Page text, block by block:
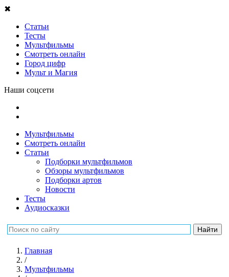
✖
Статьи
Тесты
Мультфильмы
Смотреть онлайн
Город цифр
Мульт и Магия
Наши соцсети
Мультфильмы
Смотреть онлайн
Статьи
Подборки мультфильмов
Обзоры мультфильмов
Подборки артов
Новости
Тесты
Аудиосказки
Главная
/
Мультфильмы